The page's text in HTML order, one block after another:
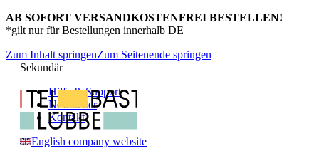
AB SOFORT VERSANDKOSTENFREI BESTELLEN!
*gilt nur für Bestellungen innerhalb DE
Zum Inhalt springenZum Seitenende springen
Sekundär
Hilfe & Support
Newsletter
Kontakt
English company website